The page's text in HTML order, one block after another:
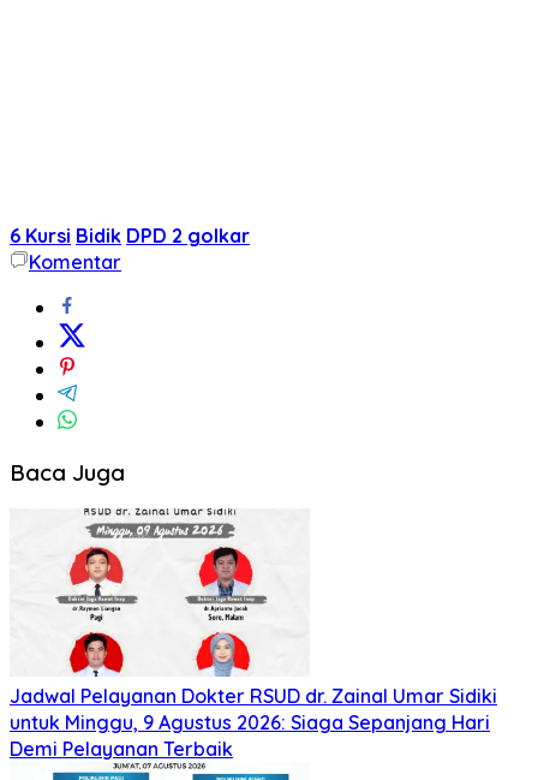
6 Kursi Bidik DPD 2 golkar
Komentar
Baca Juga
Jadwal Pelayanan Dokter RSUD dr. Zainal Umar Sidiki
untuk Minggu, 9 Agustus 2026: Siaga Sepanjang Hari
Demi Pelayanan Terbaik